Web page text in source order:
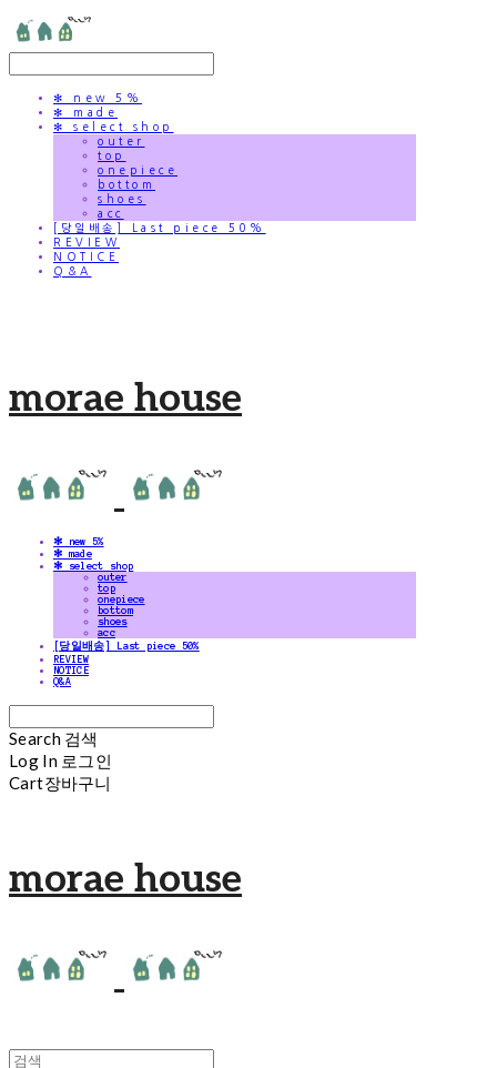
✻ new 5%
✻ made
✻ select shop
outer
top
onepiece
bottom
shoes
acc
[당일배송] Last piece 50%
REVIEW
NOTICE
Q&A
morae house
✻ new 5%
✻ made
✻ select shop
outer
top
onepiece
bottom
shoes
acc
[당일배송] Last piece 50%
REVIEW
NOTICE
Q&A
Search 검색
Log In 로그인
Cart장바구니
morae house